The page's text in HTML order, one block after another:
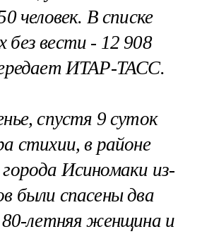
человек. В списке
без вести - 12 908
ИТАР-ТАСС.
спустя 9 суток
стихии, в районе
города Исиномаки из-
были спасены два
80-летняя женщина и